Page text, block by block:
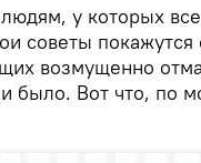
у которых
советы
возмущенно
было. Вот что, по